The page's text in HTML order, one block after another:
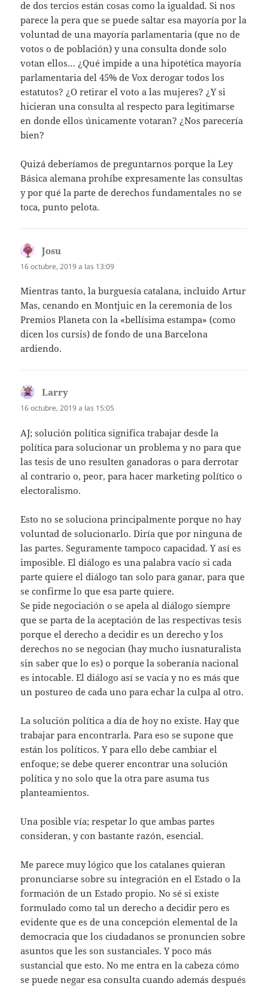
de dos tercios están cosas como la igualdad. Si nos
parece la pera que se puede saltar esa mayoría por la
voluntad de una mayoría parlamentaria (que no de
votos o de población) y una consulta donde solo
votan ellos… ¿Qué impide a una hipotética mayoría
parlamentaria del 45% de Vox derogar todos los
estatutos? ¿O retirar el voto a las mujeres? ¿Y si
hicieran una consulta al respecto para legitimarse
en donde ellos únicamente votaran? ¿Nos parecería
bien?
Quizá deberíamos de preguntarnos porque la Ley
Básica alemana prohíbe expresamente las consultas
y por qué la parte de derechos fundamentales no se
toca, punto pelota.
Josu
16 octubre, 2019 a las 13:09
Mientras tanto, la burguesía catalana, incluido Artur
Mas, cenando en Montjuic en la ceremonia de los
Premios Planeta con la «bellísima estampa» (como
dicen los cursis) de fondo de una Barcelona
ardiendo.
Larry
16 octubre, 2019 a las 15:05
AJ; solución política significa trabajar desde la
política para solucionar un problema y no para que
las tesis de uno resulten ganadoras o para derrotar
al contrario o, peor, para hacer marketing político o
electoralismo.
Esto no se soluciona principalmente porque no hay
voluntad de solucionarlo. Diría que por ninguna de
las partes. Seguramente tampoco capacidad. Y así es
imposible. El diálogo es una palabra vacío si cada
parte quiere el diálogo tan solo para ganar, para que
se confirme lo que esa parte quiere.
Se pide negociación o se apela al diálogo siempre
que se parta de la aceptación de las respectivas tesis
porque el derecho a decidir es un derecho y los
derechos no se negocian (hay mucho iusnaturalista
sin saber que lo es) o porque la soberanía nacional
es intocable. El diálogo así se vacía y no es más que
un postureo de cada uno para echar la culpa al otro.
La solución política a día de hoy no existe. Hay que
trabajar para encontrarla. Para eso se supone que
están los políticos. Y para ello debe cambiar el
enfoque; se debe querer encontrar una solución
política y no solo que la otra pare asuma tus
planteamientos.
Una posible vía; respetar lo que ambas partes
consideran, y con bastante razón, esencial.
Me parece muy lógico que los catalanes quieran
pronunciarse sobre su integración en el Estado o la
formación de un Estado propio. No sé si existe
formulado como tal un derecho a decidir pero es
evidente que es de una concepción elemental de la
democracia que los ciudadanos se pronuncien sobre
asuntos que les son sustanciales. Y poco más
sustancial que esto. No me entra en la cabeza cómo
se puede negar esa consulta cuando además después